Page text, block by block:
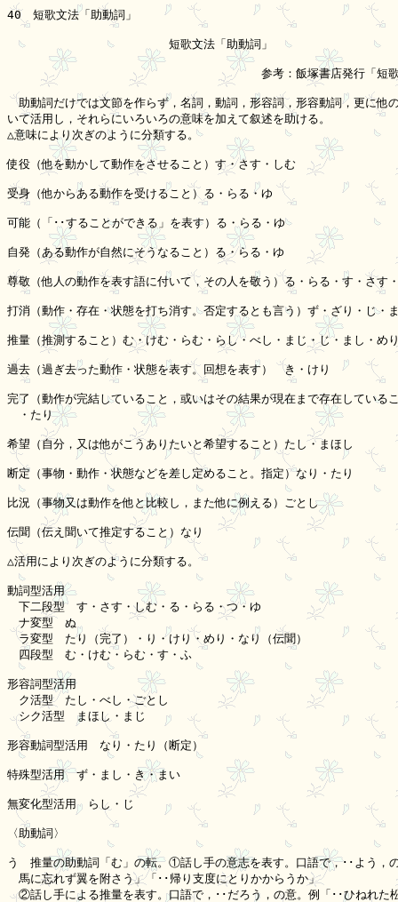
40　短歌文法「助動詞」
短歌文法「助動詞」
参考：飯塚書店発行「短歌文法
助動詞だけでは文節を作らず，名詞，動詞，形容詞，形容動詞，更に他
いて活用し，それらにいろいろの意味を加えて叙述を助ける。
△意味により次ぎのように分類する。
使役（他を動かして動作をさせること）す・さす・しむ
受身（他からある動作を受けること）る・らる・ゆ
可能（「･･することができる」を表す）る・らる・ゆ
自発（ある動作が自然にそうなること）る・らる・ゆ
尊敬（他人の動作を表す語に付いて，その人を敬う）る・らる・す・さす
打消（動作・存在・状態を打ち消す。否定するとも言う）ず・ざり・じ・
推量（推測すること）む・けむ・らむ・らし・べし・まじ・じ・まし・め
過去（過ぎ去った動作・状態を表す。回想を表す）　き・けり
完了（動作が完結していること，或いはその結果が現在まで存在している
・たり
希望（自分，又は他がこうありたいと希望すること）たし・まほし
断定（事物・動作・状態などを差し定めること。指定）なり・たり
比況（事物又は動作を他と比較し，また他に例える）ごとし
伝聞（伝え聞いて推定すること）なり
△活用により次ぎのように分類する。
動詞型活用
下二段型　す・さす・しむ・る・らる・つ・ゆ
ナ変型　ぬ
ラ変型　たり（完了）・り・けり・めり・なり（伝聞）
四段型　む・けむ・らむ・す・ふ
形容詞型活用
ク活型　たし・べし・ごとし
シク活型　まほし・まじ
形容動詞型活用　なり・たり（断定）
特殊型活用　ず・まし・き・まい
無変化型活用　らし・じ
〈助動詞〉
う　推量の助動詞「む」の転。①話し手の意志を表す。口語で，･･よう，
馬に忘れず翼を附さう」「･･帰り支度にとりかからうか」
②話し手による推量を表す。口語で，･･だろう，の意。例「･･ひねれた